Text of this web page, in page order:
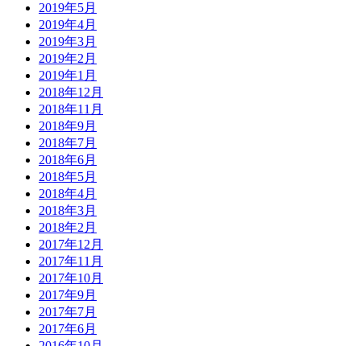
2019年5月
2019年4月
2019年3月
2019年2月
2019年1月
2018年12月
2018年11月
2018年9月
2018年7月
2018年6月
2018年5月
2018年4月
2018年3月
2018年2月
2017年12月
2017年11月
2017年10月
2017年9月
2017年7月
2017年6月